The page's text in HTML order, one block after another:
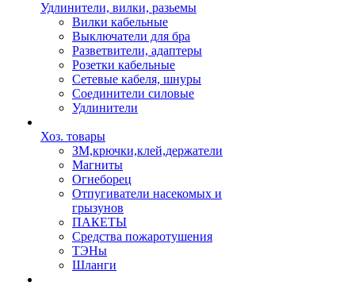
Удлинители, вилки, разьемы
Вилки кабельные
Выключатели для бра
Разветвители, адаптеры
Розетки кабельные
Сетевые кабеля, шнуры
Соединители силовые
Удлинители
Хоз. товары
ЗМ,крючки,клей,держатели
Магниты
Огнеборец
Отпугиватели насекомых и
грызунов
ПАКЕТЫ
Средства пожаротушения
ТЭНы
Шланги